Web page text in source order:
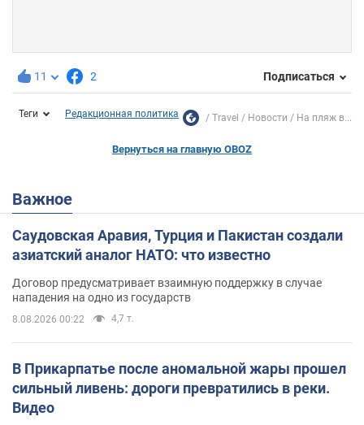
11 2 Подписаться
Теги Редакционная политика Travel Новости На пляж в...
Вернуться на главную OBOZ
Важное
Саудовская Аравия, Турция и Пакистан создали
азиатский аналог НАТО: что известно
Договор предусматривает взаимную поддержку в случае
нападения на одно из государств
8.08.2026 00:22 4,7 т.
В Прикарпатье после аномальной жары прошел
сильный ливень: дороги превратились в реки.
Видео